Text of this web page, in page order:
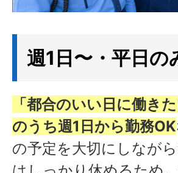
週1日〜・平日
「都合のいい日に働きた
のうち週1日から勤務OK
の予定を大切にしなが